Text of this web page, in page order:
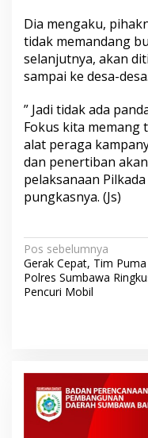
Dia mengaku,
tidak memandang
selanjutnya, akan
sampai ke desa-desa.
” Jadi tidak ada
Fokus kita memang
alat peraga
dan penertiban
pelaksanaan
pungkasnya. (Js)
N
a
v
Pos sebelumnya
Gerak Cepat, Tim Puma
Polres Sumbawa
Pencuri Mobil